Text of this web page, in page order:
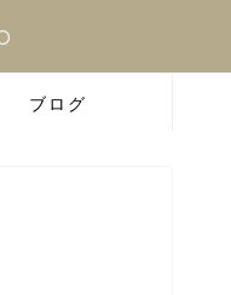
ブログ